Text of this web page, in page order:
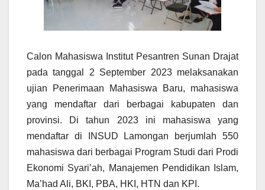
Calon Mahasiswa Institut Pesantren Sunan Drajat
pada tanggal 2 September 2023 melaksanakan
ujian Penerimaan Mahasiswa Baru, mahasiswa
yang mendaftar dari berbagai kabupaten dan
provinsi. Di tahun 2023 ini mahasiswa yang
mendaftar di INSUD Lamongan berjumlah 550
mahasiswa dari berbagai Program Studi dari Prodi
Ekonomi Syari’ah, Manajemen Pendidikan Islam,
Ma’had Ali, BKI, PBA, HKI, HTN dan KPI.